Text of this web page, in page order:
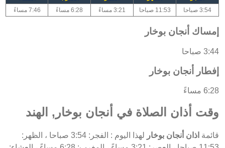
3:54 صباحا
11:53 صباحا 3:21 مساءً 6:28 مساءً 7:46 مساءً
إمساك أنجان بوخار
3:44 صباحا
إفطار أنجان بوخار
6:28 مساءً
وقت أذان الصلاة في أنجان بوخار, الهند
قائمة اذان أنجان بوخار
لهذا اليوم : الفجر: 3:54 صباحا ، الظهر: